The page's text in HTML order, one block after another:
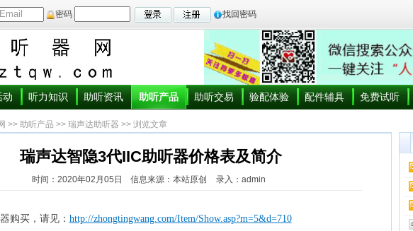
密码 找回密码
动 听力知识 助听资讯 助听产品 助听交易 验配体验 配件辅具 免费试听
>> 助听产品 >> 瑞声达助听器 >> 浏览文章
瑞声达智隐3代IIC助听器价格表及简介
时间：2020年02月05日 信息来源：本站原创 录入：admin
器购买，请见： http://zhongtingwang.com/Item/Show.asp?m=5&d=710